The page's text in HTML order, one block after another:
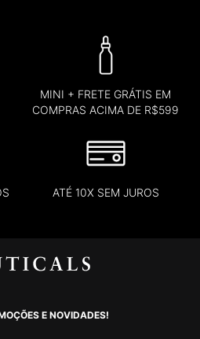
MINI + FRETE GRÁTIS EM
COMPRAS ACIMA DE R$599
ATÉ 10X SEM JUROS
E NOVIDADES!